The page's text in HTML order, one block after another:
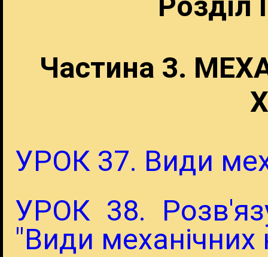
Частина 3.
УРОК 37. Види
УРОК 38.
"Види механічних